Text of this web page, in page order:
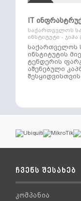
IT
საქართველოს
ინსტიტუტი -
საქართველოს
ინსტიტუტის
ტენდერის
აშენებული
ჩვენს შესახებ
კომპანია